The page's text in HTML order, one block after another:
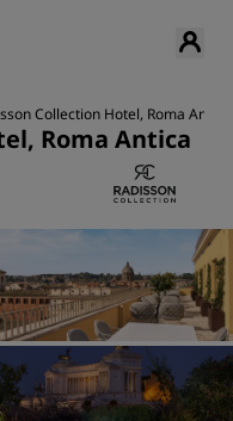
Collection Hotel, Roma Antica
Roma Antica